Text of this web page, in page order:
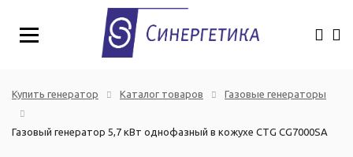
Купить генератор Каталог товаров Газовые генераторы
Газовый генератор 5,7 кВт однофазный в кожухе CTG CG7000SA